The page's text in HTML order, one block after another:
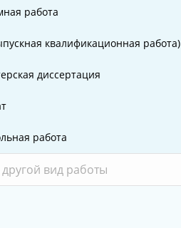
работа
квалификационная работа)
диссертация
работа
вид работы